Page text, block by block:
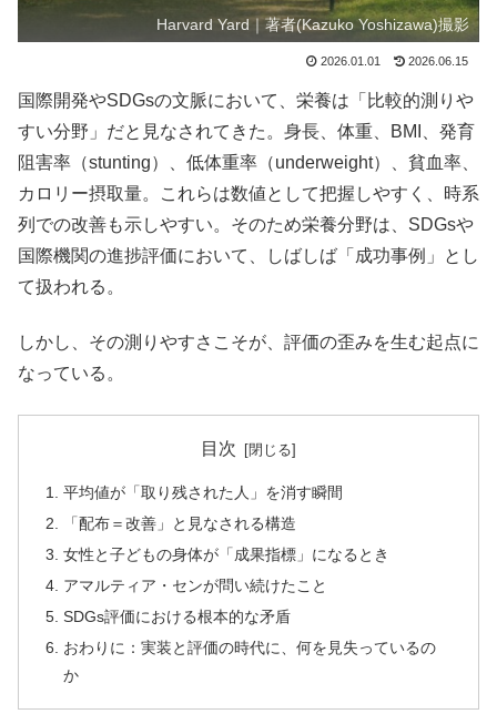
Harvard Yard｜著者(Kazuko Yoshizawa)撮影
2026.01.01 2026.06.15
国際開発やSDGsの文脈において、栄養は「比較的測りや
すい分野」だと見なされてきた。身長、体重、BMI、発育
阻害率（stunting）、低体重率（underweight）、貧血率、
カロリー摂取量。これらは数値として把握しやすく、時系
列での改善も示しやすい。そのため栄養分野は、SDGsや
国際機関の進捗評価において、しばしば「成功事例」とし
て扱われる。
しかし、その測りやすさこそが、評価の歪みを生む起点に
なっている。
目次
平均値が「取り残された人」を消す瞬間
「配布＝改善」と見なされる構造
女性と子どもの身体が「成果指標」になるとき
アマルティア・センが問い続けたこと
SDGs評価における根本的な矛盾
おわりに：実装と評価の時代に、何を見失っているの
か